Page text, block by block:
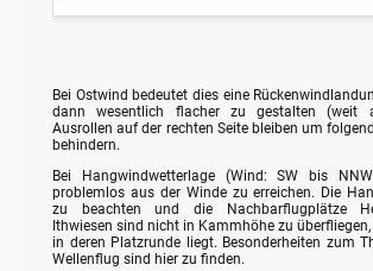
Bei Ostwind bedeutet dies eine
dann wesentlich flacher zu gestalten (weit
Ausrollen auf der rechten Seite bleiben um
behindern.
Bei Hangwindwetterlage (Wind: SW bis
problemlos aus der Winde zu erreichen. Die
zu beachten und die Nachbarflugplätze
Ithwiesen sind nicht in Kammhöhe zu
in deren Platzrunde liegt. Besonderheiten zum
Wellenflug sind hier zu finden.